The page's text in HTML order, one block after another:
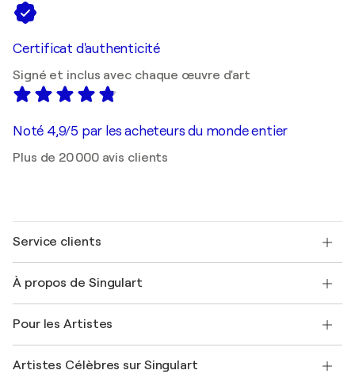
Certificat d'authenticité
Signé et inclus avec chaque œuvre d'art
Noté 4,9/5 par les acheteurs du monde entier
Plus de 20 000 avis clients
Service clients
Expédition
Offrir une carte cadeau
Rejoignez notre programme commercial
Mon compte
À propos de Singulart
FAQ
Magazine Singulart
Pour les Artistes
Se connecter en tant qu'Artiste
Artistes Célèbres sur Singulart